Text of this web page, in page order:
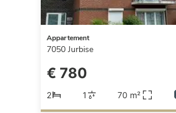
Appartement
7050 Jurbise
€ 780
2 1 70 m²